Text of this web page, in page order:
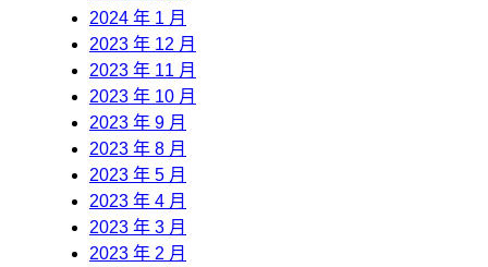
2024 年 1 月
2023 年 12 月
2023 年 11 月
2023 年 10 月
2023 年 9 月
2023 年 8 月
2023 年 5 月
2023 年 4 月
2023 年 3 月
2023 年 2 月